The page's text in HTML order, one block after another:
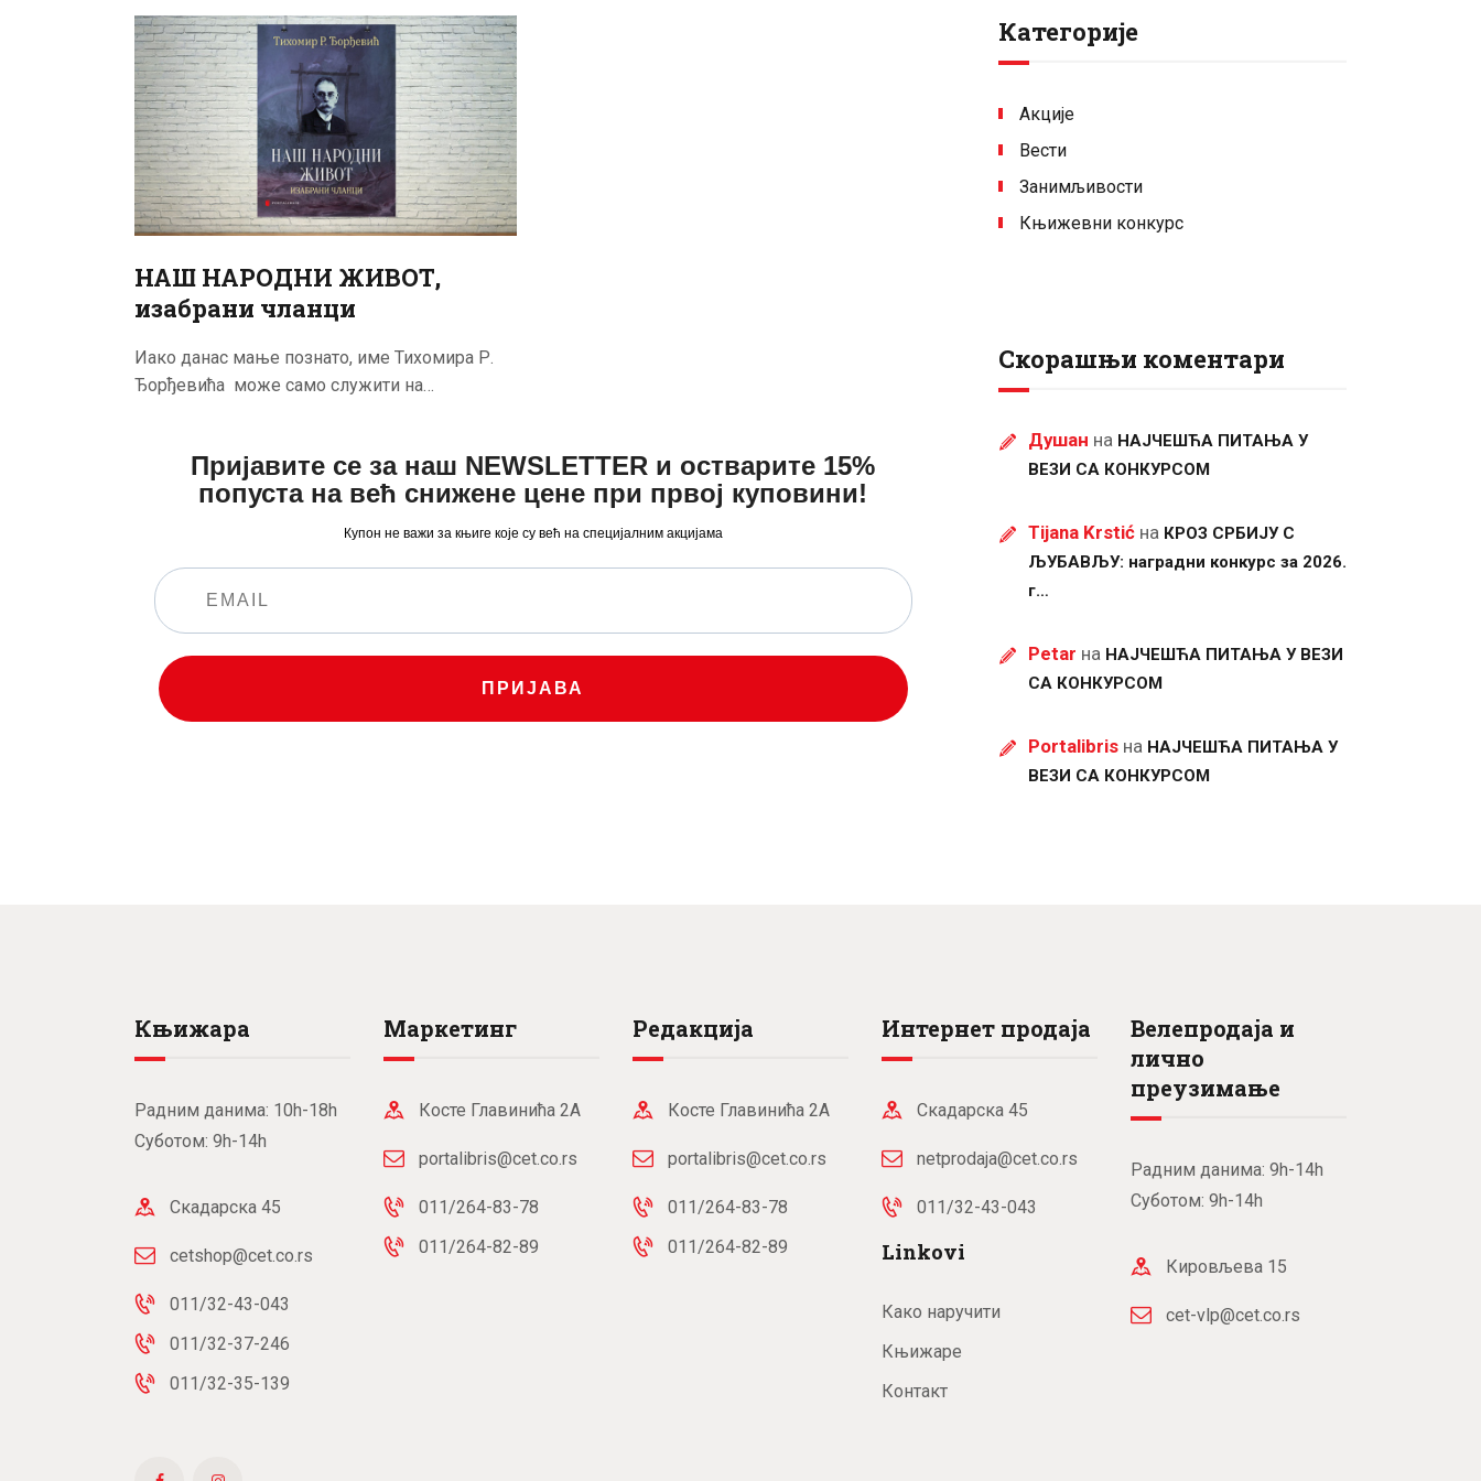
НАШ НАРОДНИ ЖИВОТ,
изабрани чланци
Иако данас мање познато, име Тихомира Р.
Ђорђевића може само служити на…
Пријавите се за наш NEWSLETTER и остварите 15%
попуста на већ снижене цене при првој куповини!
Купон не важи за књиге које су већ на специјалним акцијама
ПРИЈАВА
Категорије
Акције
Вести
Занимљивости
Књижевни конкурс
Скорашњи коментари
Душан на НАЈЧЕШЋА ПИТАЊА У
ВЕЗИ СА КОНКУРСОМ
Tijana Krstić на КРОЗ СРБИЈУ С
ЉУБАВЉУ: наградни конкурс за 2026.
г…
Petar на НАЈЧЕШЋА ПИТАЊА У ВЕЗИ
СА КОНКУРСОМ
Portalibris на НАЈЧЕШЋА ПИТАЊА У
ВЕЗИ СА КОНКУРСОМ
Књижара
Радним данима: 10h-18h
Суботом: 9h-14h
Скадарска 45
cetshop@cet.co.rs
011/32-43-043
011/32-37-246
011/32-35-139
Маркетинг
Косте Главинића 2А
portalibris@cet.co.rs
011/264-83-78
011/264-82-89
Редакција
Косте Главинића 2А
portalibris@cet.co.rs
011/264-83-78
011/264-82-89
Интернет продаја
Скадарска 45
netprodaja@cet.co.rs
011/32-43-043
Linkovi
Како наручити
Књижаре
Контакт
Велепродаја и
лично
преузимање
Радним данима: 9h-14h
Суботом: 9h-14h
Кировљева 15
cet-vlp@cet.co.rs